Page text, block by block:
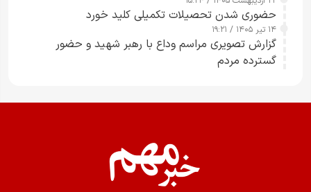
حضوری شدن تحصیلات تکمیلی کلید خورد
۱۴ تیر ۱۴۰۵ / ۱۹:۲۱
گزارش تصویری مراسم وداع با رهبر شهید و حضور
گسترده مردم